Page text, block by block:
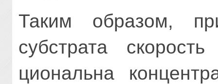
Таким образом,
субстрата
циональна